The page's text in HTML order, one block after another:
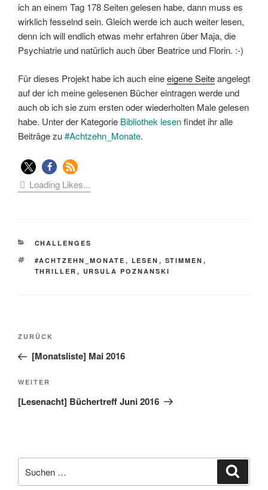
ich an einem Tag 178 Seiten gelesen habe, dann muss es
wirklich fesselnd sein. Gleich werde ich auch weiter lesen,
denn ich will endlich etwas mehr erfahren über Maja, die
Psychiatrie und natürlich auch über Beatrice und Florin. :-)
Für dieses Projekt habe ich auch eineeigene Seiteangelegt
auf der ich meine gelesenen Bücher eintragen werde und
auch ob ich sie zum ersten oder wiederholten Male gelesen
habe. Unter der Kategorie Bibliothek lesenfindet ihr alle
Beiträge zu#Achtzehn_Monate.
Loading Likes...
KATEGORIEN
CHALLENGES
SCHLAGWÖRTER
#ACHTZEHN_MONATE , LESEN , STIMMEN ,
THRILLER , URSULA POZNANSKI
Beitragsnavigation
Vorheriger
Beitrag
ZURÜCK
[Monatsliste] Mai 2016
Nächster
Beitrag
WEITER
[Lesenacht] Büchertreff Juni 2016
nach: